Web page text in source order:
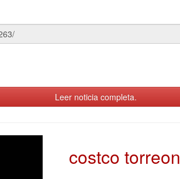
Leer noticia completa.
costco torreon